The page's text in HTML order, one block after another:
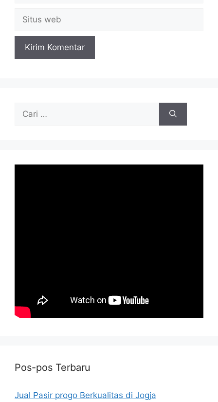
Situs
web
Cari
Pos-pos Terbaru
Jual Pasir progo Berkualitas di Jogja